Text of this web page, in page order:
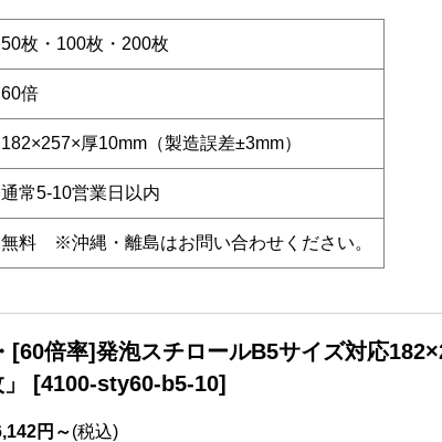
50枚・100枚・200枚
60倍
182×257×厚10mm（製造誤差±3mm）
通常5-10営業日以内
無料 ※沖縄・離島はお問い合わせください。
[60倍率]発泡スチロールB5サイズ対応
[4100-sty60-b5-10]
円～(税込)